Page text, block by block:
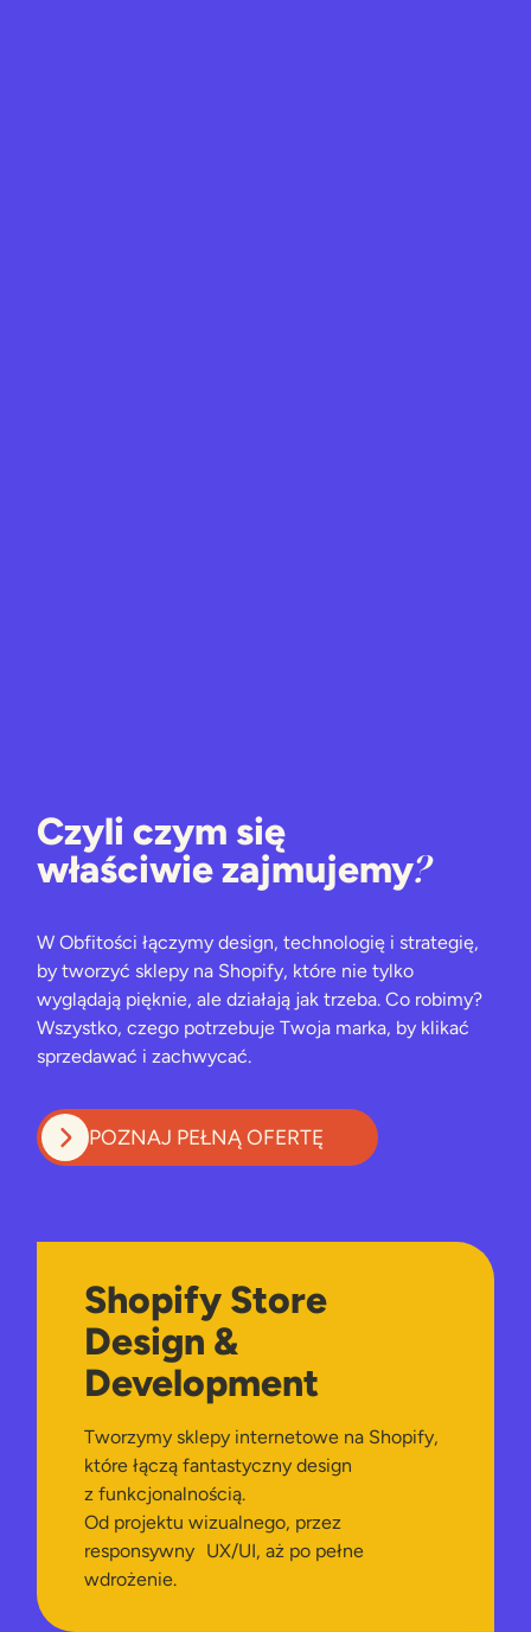
Czyli czym się
właściwie zajmujemy?
W Obfitości łączymy design, technologię i strategię,
by tworzyć sklepy na Shopify, które nie tylko
wyglądają pięknie, ale działają jak trzeba. Co robimy?
Wszystko, czego potrzebuje Twoja marka, by klikać
sprzedawać i zachwycać.
POZNAJ PEŁNĄ OFERTĘ
Shopify Store
Design &
Development
Tworzymy sklepy internetowe na Shopify,
które łączą fantastyczny design
z funkcjonalnością.
Od projektu wizualnego, przez
responsywny UX/UI, aż po pełne
wdrożenie.